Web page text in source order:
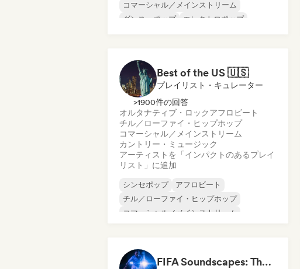
コマーシャル／メインストリーム
ダンス・ポップ
エレクトロポップ
Best of the US 🇺🇸
プレイリスト・キュレーター
>1900件の回答
オルタナティブ・ロックアフロビート
チル／ローファイ・ヒップホップ
コマーシャル／メインストリーム
カントリー・ミュージック
アーティストを「インパクトのあるプレイ
リスト」に追加
シンセポップ
アフロビート
チル／ローファイ・ヒップホップ
コマーシャル／メインストリーム
インディー・ポップ
FIFA Soundscapes: The Ultimate Soundtrack ⚽️ Festival Indie, Electropop & Dance Anthems